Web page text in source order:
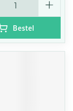
Bestel